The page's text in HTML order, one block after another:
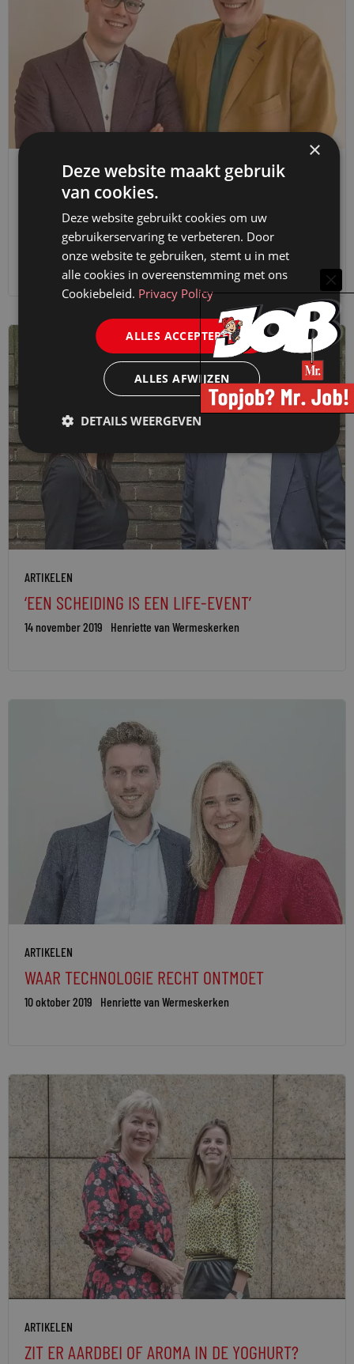
ARTIKELEN
‘ADVOCAAT BRENGT REDELIJKHEID IN HET
PROCES’
14 december 2019 Henriette van Wermeskerken
ARTIKELEN
‘EEN SCHEIDING IS EEN LIFE-EVENT’
14 november 2019 Henriette van Wermeskerken
ARTIKELEN
WAAR TECHNOLOGIE RECHT ONTMOET
10 oktober 2019 Henriette van Wermeskerken
ARTIKELEN
ZIT ER AARDBEI OF AROMA IN DE YOGHURT?
×
Deze website maakt gebruik
van cookies.
Deze website gebruikt cookies om uw
gebruikerservaring te verbeteren. Door
onze website te gebruiken, stemt u in met
alle cookies in overeenstemming met ons
Cookiebeleid. Privacy Policy
ALLES ACCEPTEREN
ALLES AFWIJZEN
DETAILS WEERGEVEN